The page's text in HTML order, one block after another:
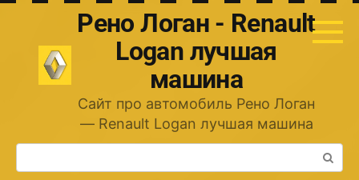
Перейти
Рено Логан - Renault
Logan лучшая
машина
Сайт про автомобиль Рено Логан
— Renault Logan лучшая машина
Поиск: